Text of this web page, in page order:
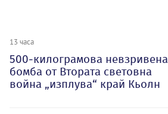
13 часа
500-килограмова невзривена
бомба от Втората световна
война „изплува“ край Кьолн